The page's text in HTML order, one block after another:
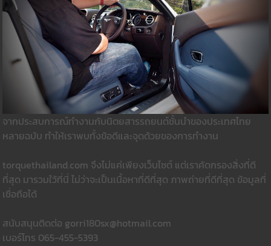
จากประสบการณ์ทำงานกับนิตยสารรถยนต์ชั้นนำของประเทศไทย
หลายฉบับ ทำให้เราพบทั้งข้อดีและจุดด้วยของการทำงาน
torquethailand.com จึงไม่แค่เพียงเว็บไซต์ แต่เราคัดกรองสิ่งที่ดี
ที่สุด มารวมใว้ที่นี่ ไม่ว่าจะเป็นเนื้อหาที่ดีที่สุด ภาพถ่ายที่ดีที่สุด ข้อมูลที่
เชื่อถือได้
สนับสนุนติดต่อ gorri180sx@hotmail.com
เบอร์โทร 065-455-5393